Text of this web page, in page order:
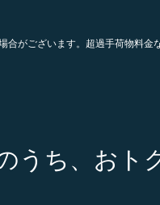
がございます。超過手荷物料
うち、おト